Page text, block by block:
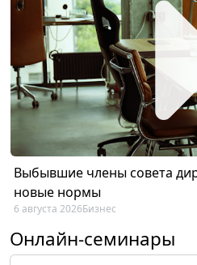
Выбывшие члены совета
новые нормы
6 августа 2026Бизнес
Онлайн-семинары